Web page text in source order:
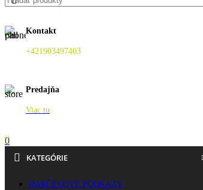
Kontakt
+421903497403
Predajňa
Viac tu
0
KATEGÓRIE
DARČEKOVÉ POUKAZY